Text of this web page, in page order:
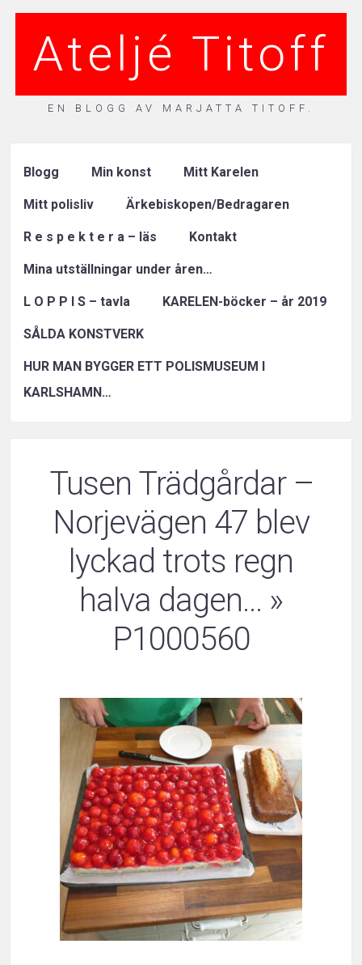
Ateljé Titoff
EN BLOGG AV MARJATTA TITOFF.
Blogg Min konst Mitt Karelen
Mitt polisliv Ärkebiskopen/Bedragaren
R e s p e k t e r a – läs Kontakt
Mina utställningar under åren…
L O P P I S – tavla KARELEN-böcker – år 2019
SÅLDA KONSTVERK
HUR MAN BYGGER ETT POLISMUSEUM I
KARLSHAMN…
Tusen Trädgårdar –
Norjevägen 47 blev
lyckad trots regn
halva dagen… »
P1000560